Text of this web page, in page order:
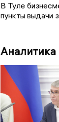
В Туле
пункты выдачи
Аналитика